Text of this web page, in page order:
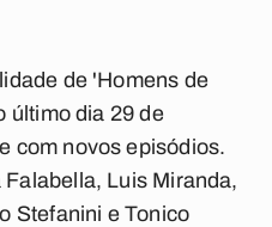
de 'Homens de
último dia 29 de
com novos episódios.
Luis Miranda,
Stefanini e Tonico